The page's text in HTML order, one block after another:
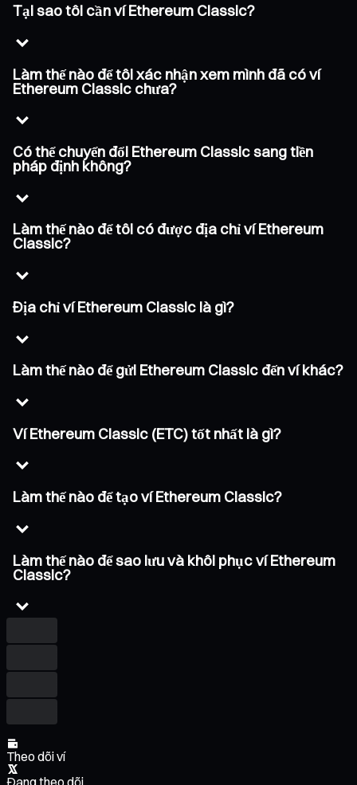
Tại sao tôi cần ví Ethereum Classic?
Làm thế nào để tôi xác nhận xem mình đã có ví
Ethereum Classic chưa?
Có thể chuyển đổi Ethereum Classic sang tiền
pháp định không?
Làm thế nào để tôi có được địa chỉ ví Ethereum
Classic?
Địa chỉ ví Ethereum Classic là gì?
Làm thế nào để gửi Ethereum Classic đến ví khác?
Ví Ethereum Classic (ETC) tốt nhất là gì?
Làm thế nào để tạo ví Ethereum Classic?
Làm thế nào để sao lưu và khôi phục ví Ethereum
Classic?
Theo dõi ví